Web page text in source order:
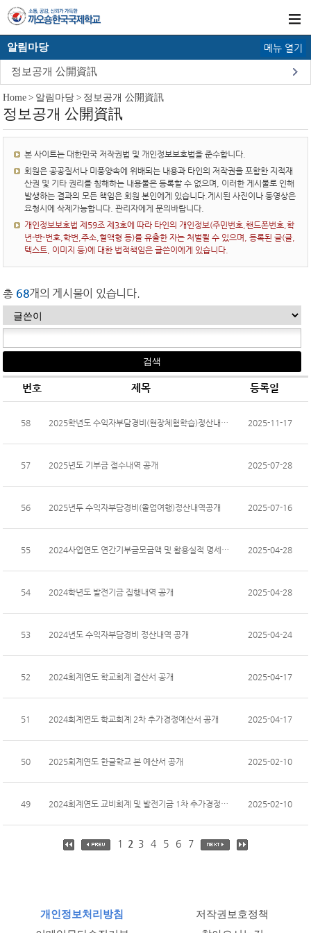
알림마당
정보공개 公開資訊
메뉴 열기
Home > 알림마당 > 정보공개 公開資訊
정보공개 公開資訊
본 사이트는 대한민국 저작권법 및 개인정보보호법을 준수합니다.
회원은 공공질서나 미풍양속에 위배되는 내용과 타인의 저작권을 포함한 지적재
산권 및 기타 권리를 침해하는 내용물은 등록할 수 없으며, 이러한 게시물로 인해
발생하는 결과의 모든 책임은 회원 본인에게 있습니다.게시된 사진이나 동영상은
요청시에 삭제가능합니다. 관리자에게 문의바랍니다.
개인정보보호법 제59조 제3호에 따라 타인의 개인정보(주민번호,핸드폰번호,학
년-반-번호,학번,주소,혈액형 등)를 유출한 자는 처벌될 수 있으며, 등록된 글(글,
텍스트, 이미지 등)에 대한 법적책임은 글쓴이에게 있습니다.
총 68개의 게시물이 있습니다.
번호 제목 등록일
58 2025학년도 수익자부담경비(현장체험학습)정산내역 공... 2025-11-17
57 2025년도 기부금 접수내역 공개 2025-07-28
56 2025년두 수익자부담경비(졸업여행)정산내역공개 2025-07-16
55 2024사업연도 연간기부금모금액 및 활용실적 명세서 공... 2025-04-28
54 2024학년도 발전기금 집행내역 공개 2025-04-28
53 2024년도 수익자부담경비 정산내역 공개 2025-04-24
52 2024회계연도 학교회계 결산서 공개 2025-04-17
51 2024회계연도 학교회계 2차 추가경정예산서 공개 2025-04-17
50 2025회계연도 한글학교 본 예산서 공개 2025-02-10
49 2024회계연도 교비회계 및 발전기금 1차 추가경정예산... 2025-02-10
1 2 3 4 5 6 7
개인정보처리방침
저작권보호정책